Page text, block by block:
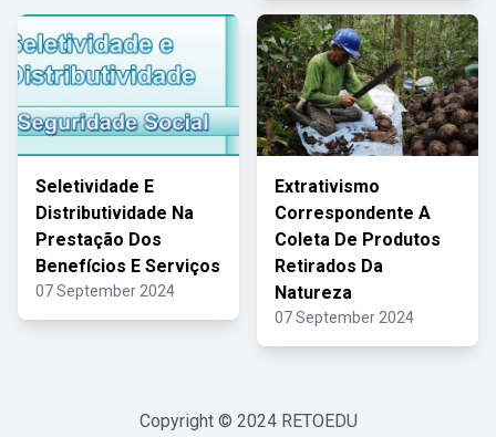
Seletividade E
Distributividade Na
Prestação Dos
Benefícios E Serviços
07 September 2024
Extrativismo
Correspondente A
Coleta De Produtos
Retirados Da
Natureza
07 September 2024
Copyright © 2024 RETOEDU